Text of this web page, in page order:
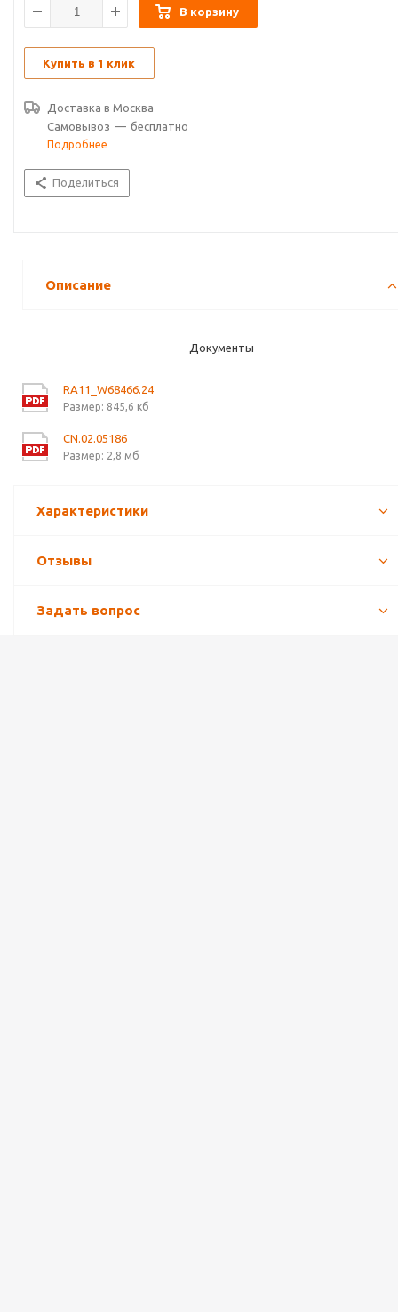
В корзину
Купить в 1 клик
Доставка в Москва
Самовывоз — бесплатно
Подробнее
Поделиться
Описание
Документы
RA11_W68466.24
Размер: 845,6 кб
CN.02.05186
Размер: 2,8 мб
Характеристики
Отзывы
Задать вопрос